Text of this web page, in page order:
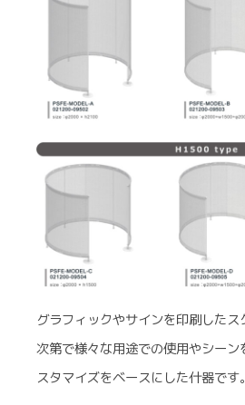
グラフィックやサインを印刷した
次第で様々な用途での使用やシーン
スタマイズをベースにした什器です。